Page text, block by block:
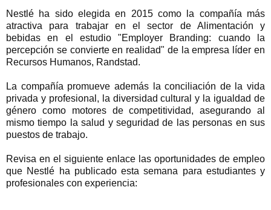
Nestlé ha sido elegida en 2015 como la compañía más
atractiva para trabajar en el sector de Alimentación y
bebidas en el estudio "Employer Branding: cuando la
percepción se convierte en realidad" de la empresa líder en
Recursos Humanos, Randstad.
La compañía promueve además la conciliación de la vida
privada y profesional, la diversidad cultural y la igualdad de
género como motores de competitividad, asegurando al
mismo tiempo la salud y seguridad de las personas en sus
puestos de trabajo.
Revisa en el siguiente enlace las oportunidades de empleo
que Nestlé ha publicado esta semana para estudiantes y
profesionales con experiencia: